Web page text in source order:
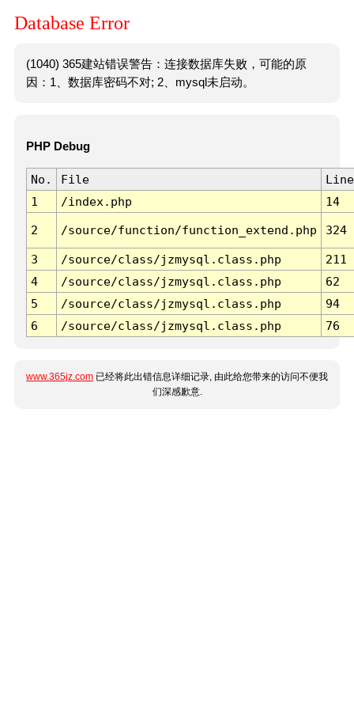
Database Error
(1040) 365建站错误警告：连接数据库失败，可能的原
因：1、数据库密码不对; 2、mysql未启动。
PHP Debug
No. File
Line
1
/index.php 14
2 /source/function/function_extend.php 324
3 /source/class/jzmysql.class.php
211
4
/source/class/jzmysql.class.php
62
5
/source/class/jzmysql.class.php
94
6
/source/class/jzmysql.class.php 76
www.365jz.com 已经将此出错信息详细记录, 由此给您带来的访问不便我
们深感歉意.